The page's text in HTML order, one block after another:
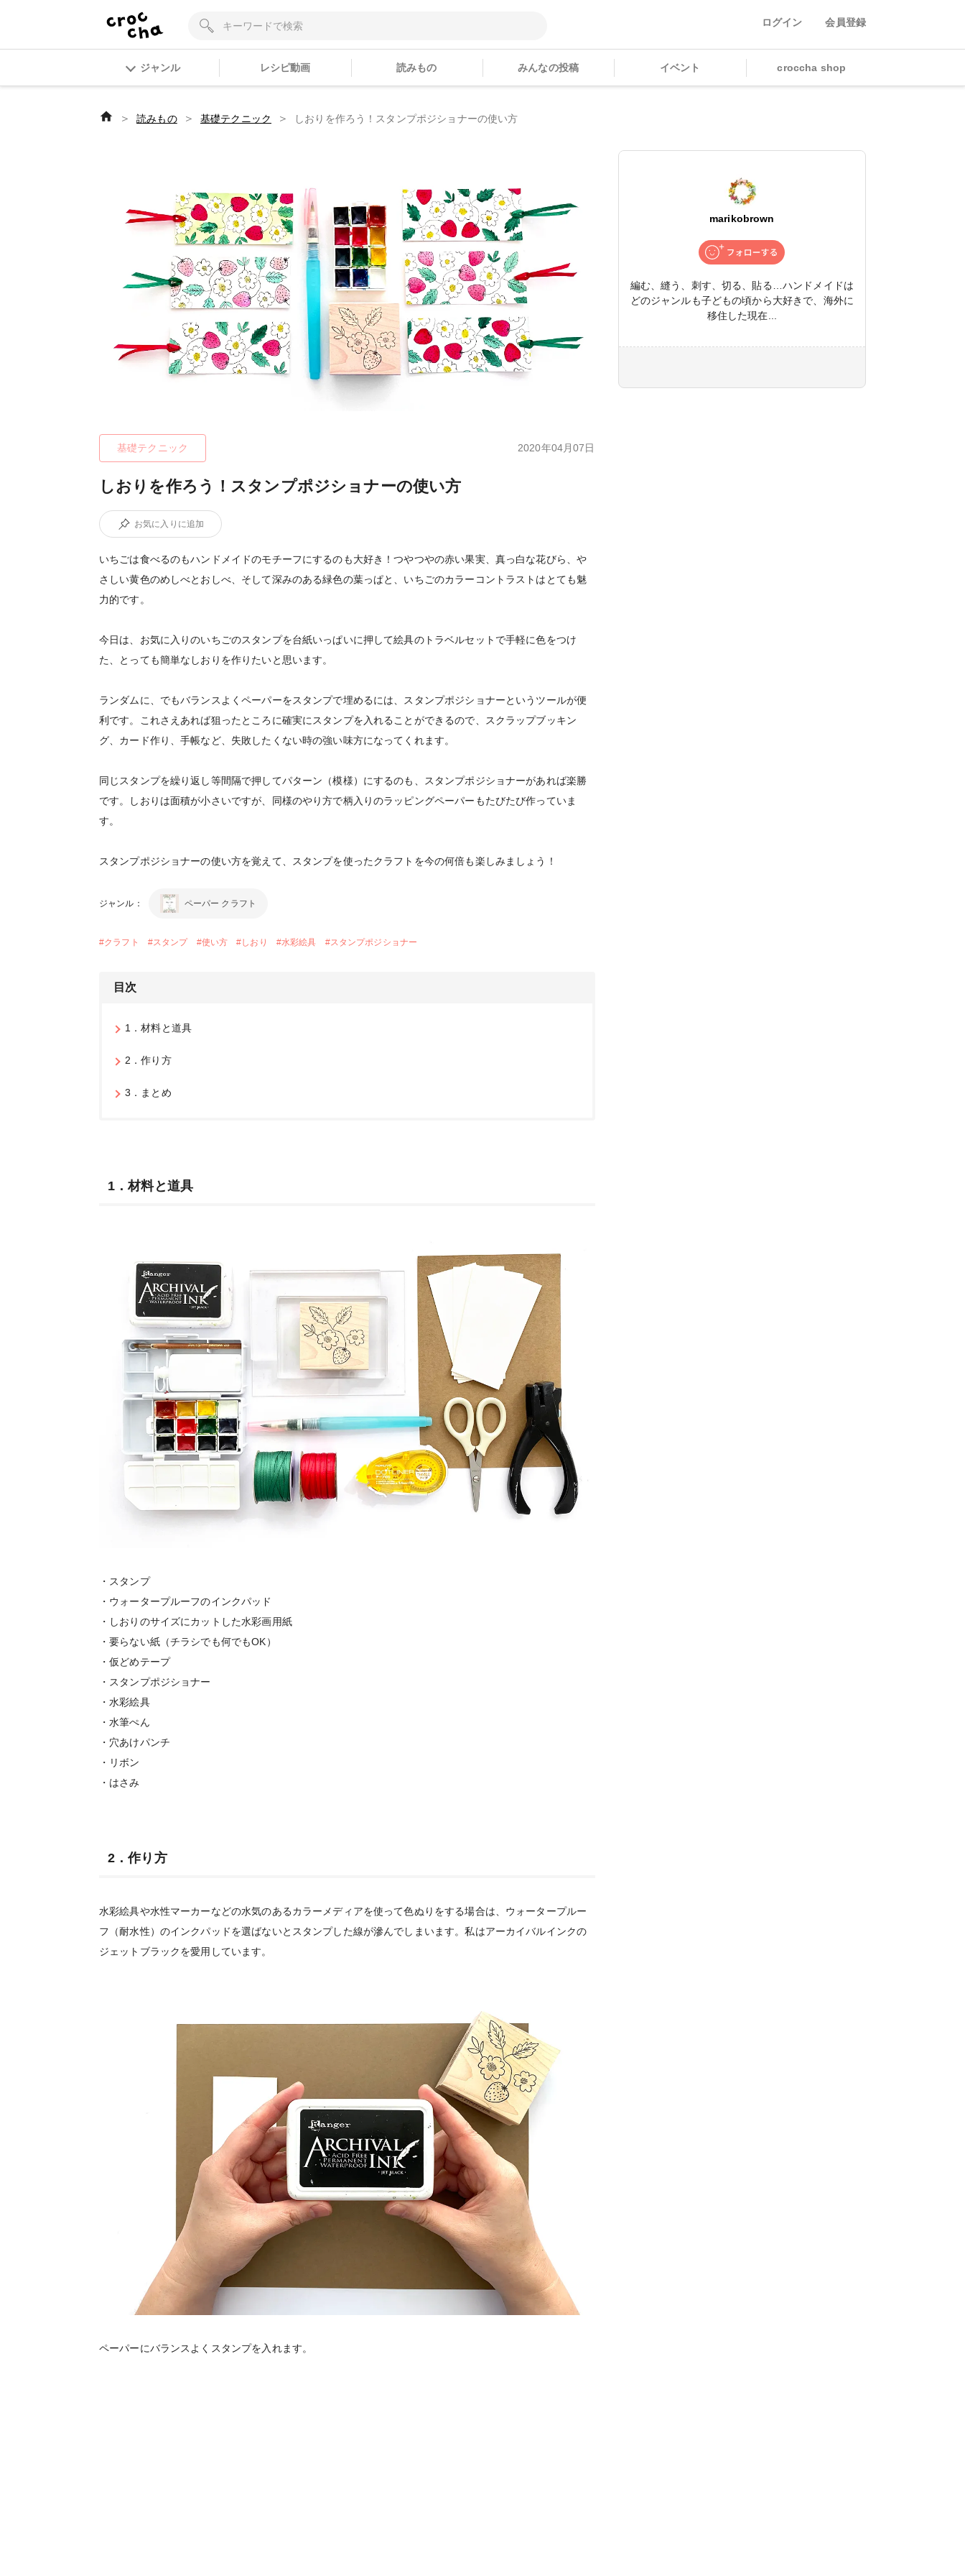
ログイン 会員登録
ジャンル レシピ動画 読みもの みんなの投稿 イベント croccha shop
＞ 読みもの ＞ 基礎テクニック ＞ しおりを作ろう！スタンプポジショナーの使い方
基礎テクニック 2020年04月07日
しおりを作ろう！スタンプポジショナーの使い方
お気に入りに追加
いちごは食べるのもハンドメイドのモチーフにするのも大好き！つやつやの赤い果実、真っ白な花びら、や
さしい黄色のめしべとおしべ、そして深みのある緑色の葉っぱと、いちごのカラーコントラストはとても魅
力的です。
今日は、お気に入りのいちごのスタンプを台紙いっぱいに押して絵具のトラベルセットで手軽に色をつけ
た、とっても簡単なしおりを作りたいと思います。
ランダムに、でもバランスよくペーパーをスタンプで埋めるには、スタンプポジショナーというツールが便
利です。これさえあれば狙ったところに確実にスタンプを入れることができるので、スクラップブッキン
グ、カード作り、手帳など、失敗したくない時の強い味方になってくれます。
同じスタンプを繰り返し等間隔で押してパターン（模様）にするのも、スタンプポジショナーがあれば楽勝
です。しおりは面積が小さいですが、同様のやり方で柄入りのラッピングペーパーもたびたび作っていま
す。
スタンプポジショナーの使い方を覚えて、スタンプを使ったクラフトを今の何倍も楽しみましょう！
ジャンル： ペーパー クラフト
#クラフト #スタンプ #使い方 #しおり #水彩絵具 #スタンプポジショナー
目次
1．材料と道具
2．作り方
3．まとめ
1．材料と道具
・スタンプ
・ウォータープルーフのインクパッド
・しおりのサイズにカットした水彩画用紙
・要らない紙（チラシでも何でもOK）
・仮どめテープ
・スタンプポジショナー
・水彩絵具
・水筆ぺん
・穴あけパンチ
・リボン
・はさみ
2．作り方
水彩絵具や水性マーカーなどの水気のあるカラーメディアを使って色ぬりをする場合は、ウォータープルー
フ（耐水性）のインクパッドを選ばないとスタンプした線が滲んでしまいます。私はアーカイバルインクの
ジェットブラックを愛用しています。
ペーパーにバランスよくスタンプを入れます。
marikobrown
編む、縫う、刺す、切る、貼る…ハンドメイドは
どのジャンルも子どもの頃から大好きで、海外に
移住した現在...